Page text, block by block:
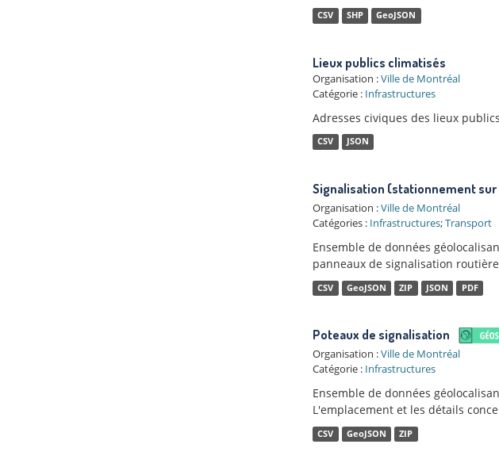
CSV SHP GeoJSON
Lieux publics climatisés
Organisation :Ville de Montréal
Catégorie : Infrastructures
Adresses civiques des lieux
CSV JSON
Signalisation (stationnement sur
Organisation :Ville de Montréal
Catégories : Infrastructures;Transport
Ensemble de données
panneaux de signalisation
CSV GeoJSON ZIP JSON PDF
Poteaux de signalisation
Organisation :Ville de Montréal
Catégorie : Infrastructures
Ensemble de données
L'emplacement et les détails
CSV GeoJSON ZIP